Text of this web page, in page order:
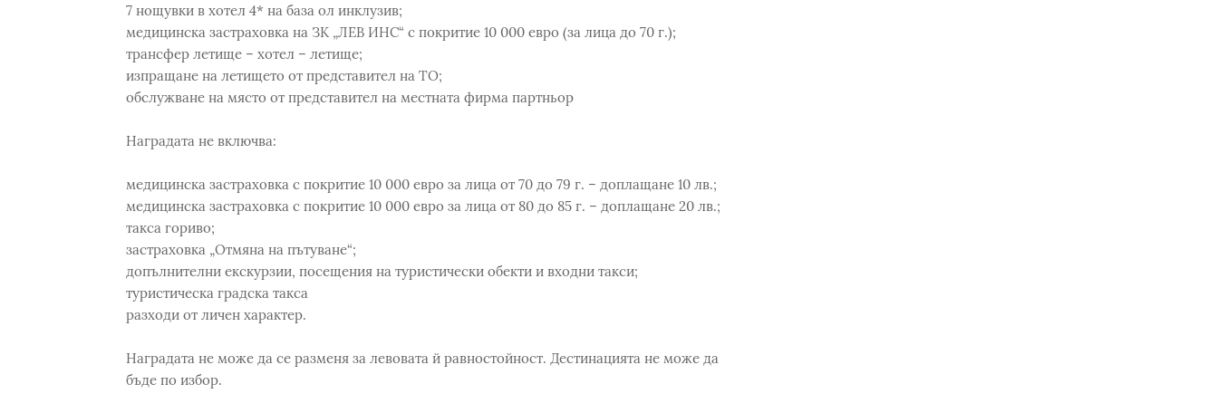
7 нощувки в хотел 4* на база ол инклузив;
медицинска застраховка на ЗК „ЛЕВ ИНС“ с покритие 10 000 евро (за лица до 70 г.);
трансфер летище – хотел – летище;
изпращане на летището от представител на TO;
обслужване на място от представител на местната фирма партньор
Наградата не включва:
медицинска застраховка с покритие 10 000 евро за лица от 70 до 79 г. – доплащане 10 лв.;
медицинска застраховка с покритие 10 000 евро за лица от 80 до 85 г. – доплащане 20 лв.;
такса гориво;
застраховка „Отмяна на пътуване“;
допълнителни екскурзии, посещения на туристически обекти и входни такси;
туристическа градска такса
разходи от личен характер.
Наградата не може да се разменя за левовата й равностойност. Дестинацията не може да
бъде по избор.